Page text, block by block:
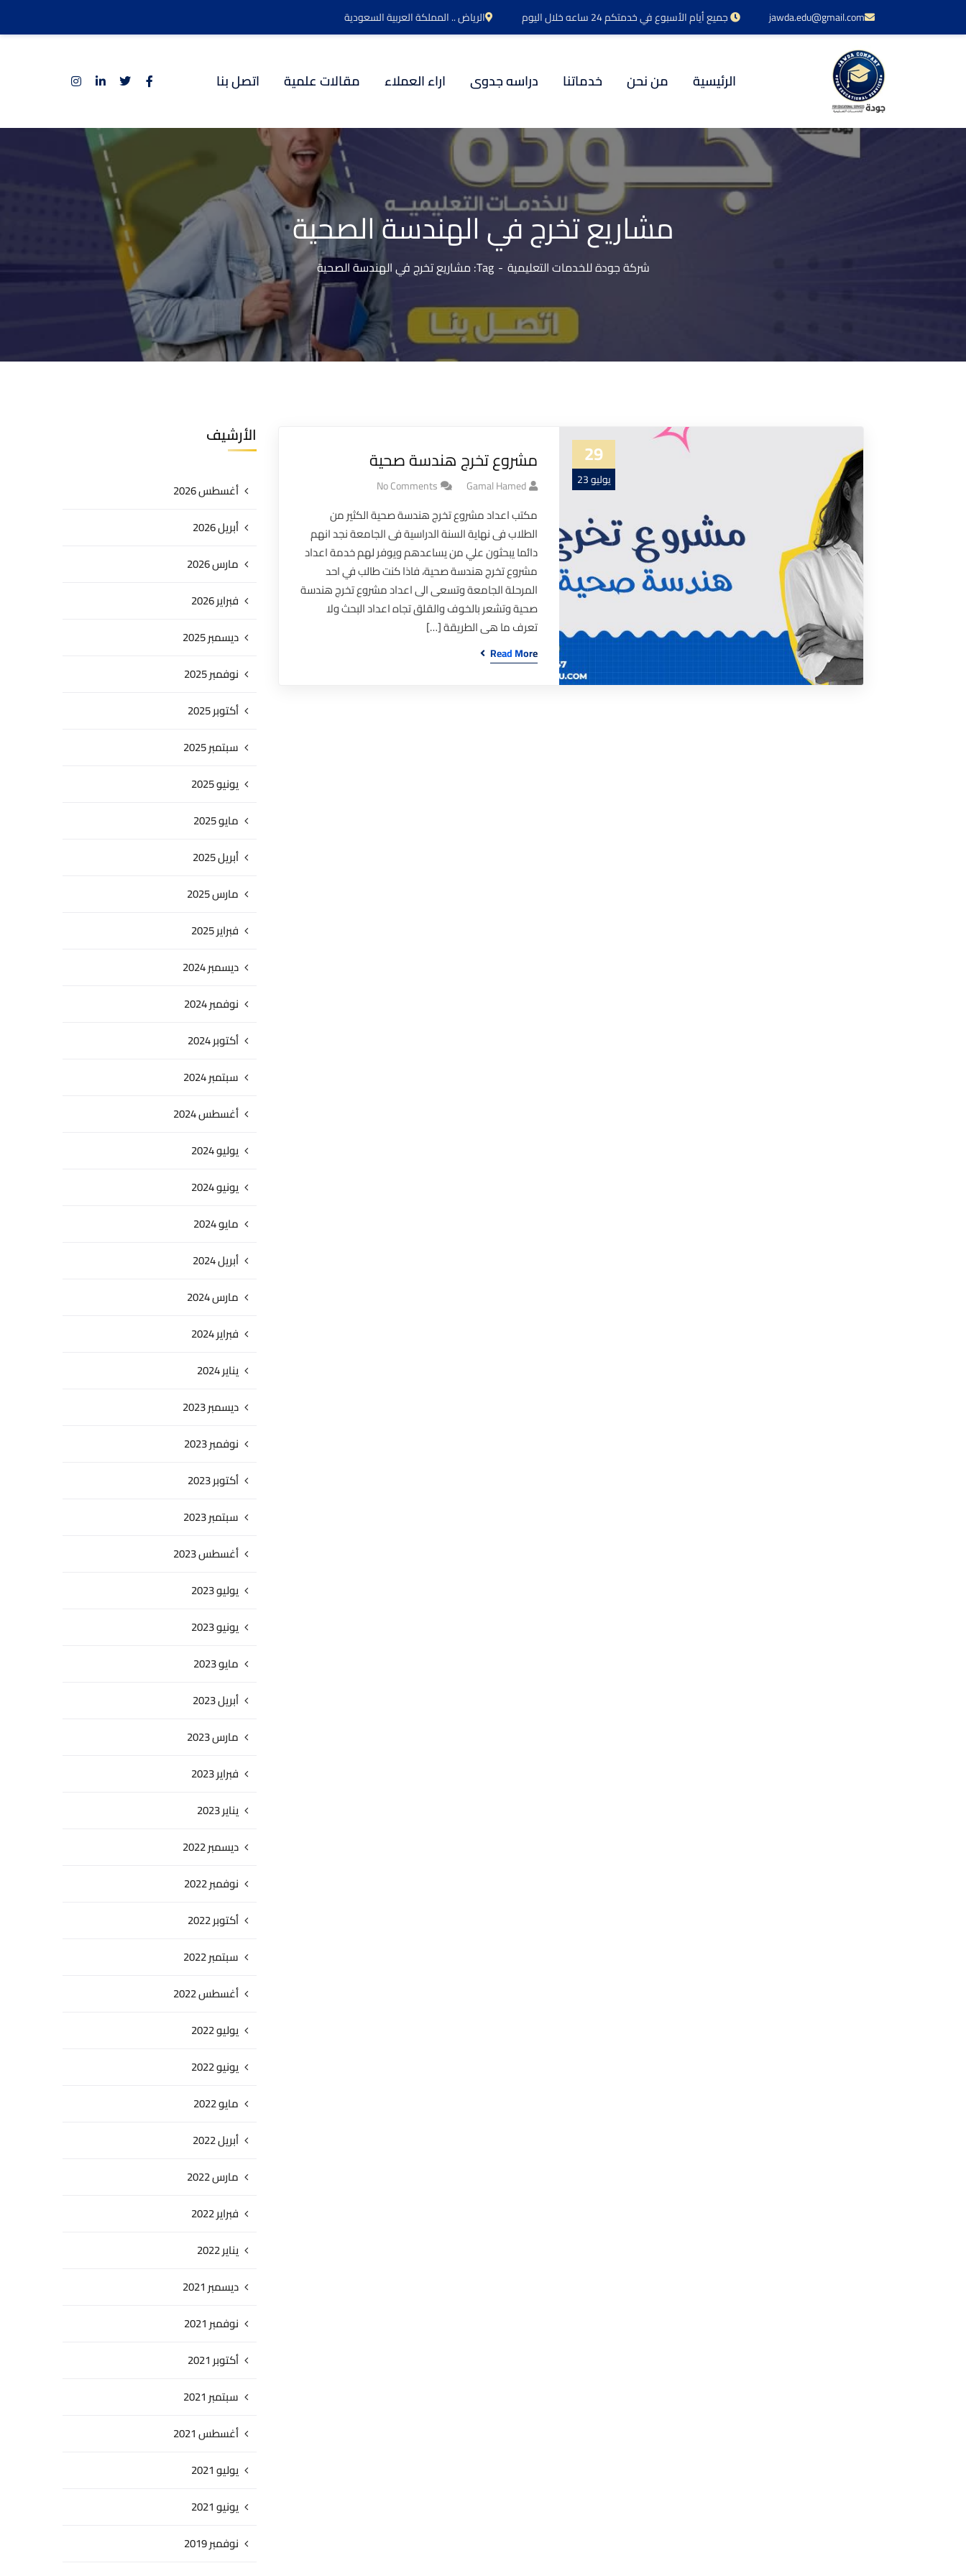
jawda.edu@gmail.com جميع أيام الأسبوع في خدمتكم 24 ساعه خلال اليوم الرياض .. المملكة العربية السعودية
الرئيسية من نحن خدماتنا دراسه جدوى اراء العملاء مقالات علمية اتصل بنا
مشاريع تخرج في الهندسة الصحية
شركة جودة للخدمات التعليمية Tag: مشاريع تخرج في الهندسة الصحية
29
يوليو 23
مشروع تخرج هندسة صحية
Gamal Hamed
No Comments
مكتب اعداد مشروع تخرج هندسة صحية الكثير من
الطلاب فى نهاية السنة الدراسية فى الجامعة نجد انهم
دائما يبحثون علي من يساعدهم ويوفر لهم خدمة اعداد
مشروع تخرج هندسة صحية، فاذا كنت طالب في احد
المرحلة الجامعة وتسعى الى اعداد مشروع تخرج هندسة
صحية وتشعر بالخوف والقلق تجاه اعداد البحث ولا
تعرف ما هى الطريقة […]
Read More
الأرشيف
أغسطس 2026
أبريل 2026
مارس 2026
فبراير 2026
ديسمبر 2025
نوفمبر 2025
أكتوبر 2025
سبتمبر 2025
يونيو 2025
مايو 2025
أبريل 2025
مارس 2025
فبراير 2025
ديسمبر 2024
نوفمبر 2024
أكتوبر 2024
سبتمبر 2024
أغسطس 2024
يوليو 2024
يونيو 2024
مايو 2024
أبريل 2024
مارس 2024
فبراير 2024
يناير 2024
ديسمبر 2023
نوفمبر 2023
أكتوبر 2023
سبتمبر 2023
أغسطس 2023
يوليو 2023
يونيو 2023
مايو 2023
أبريل 2023
مارس 2023
فبراير 2023
يناير 2023
ديسمبر 2022
نوفمبر 2022
أكتوبر 2022
سبتمبر 2022
أغسطس 2022
يوليو 2022
يونيو 2022
مايو 2022
أبريل 2022
مارس 2022
فبراير 2022
يناير 2022
ديسمبر 2021
نوفمبر 2021
أكتوبر 2021
سبتمبر 2021
أغسطس 2021
يوليو 2021
يونيو 2021
نوفمبر 2019